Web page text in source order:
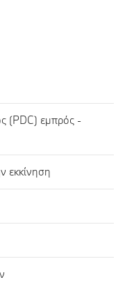
(PDC) εμπρός -
εκκίνηση